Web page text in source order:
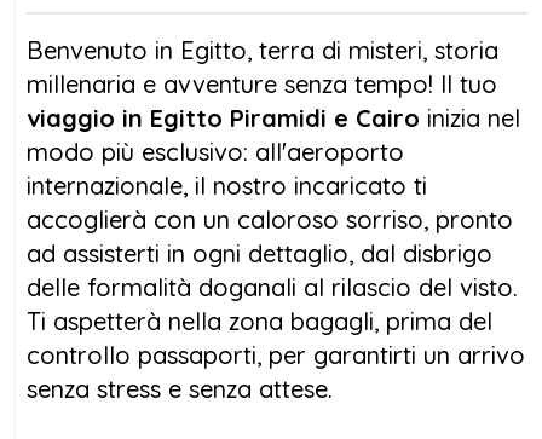
stupire il mondo intero. Qui, nel cuore della
necropoli, ammirerai la maestosità della
GrandePiramide di Cheope, potrai scattare
foto incredibili e, per un’esperienza autentica,
salire a dorso di cammello sulle dune del
deserto. Unviaggio al Cairo e Piramidi
un’occasione imperdibile per rivivere il
glorioso passato dell’Antico Egitto.
Ma il tuoviaggio in Egitto Piramidi e Cairo
non si ferma qui! Dopo un pranzo delizioso,
visiterai laNecropoli di Saqqara
Benvenuto in Egitto, terra di misteri, storia
millenaria e avventure senza tempo! Il tuo
viaggio in Egitto Piramidi e Cairo inizia nel
modo più esclusivo: all'aeroporto
internazionale, il nostro incaricato ti
accoglierà con un caloroso sorriso, pronto
ad assisterti in ogni dettaglio, dal disbrigo
delle formalità doganali al rilascio del visto.
Ti aspetterà nella zona bagagli, prima del
controllo passaporti, per garantirti un arrivo
senza stress e senza attese.